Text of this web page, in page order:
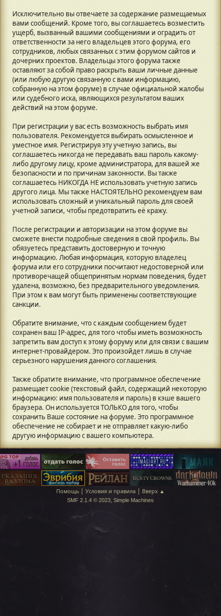
Исключительно вы отвечаете за содержание размещаемых
вами сообщений. Кроме того, вы соглашаетесь возместить
ущерб, вызванный вашими сообщениями и оградить от
ответственности за него владельцев этого форума, его
сотрудников, любых связанных с этим форумом сайтов и
дочерних проектов. Владельцы этого форума также
оставляют за собой право раскрыть ваши личные данные
(или любую другую связанную с вами информацию,
собранную на этом форуме) в случае официальной жалобы
или судебного иска, являющихся результатом ваших
действий на этом форуме.
При регистрации у вас есть возможность выбрать имя
пользователя. Рекомендуется выбирать осмысленное и
уместное имя. Регистрируя эту учетную запись, вы
соглашаетесь никогда не передавать ваш пароль какому-
либо другому лицу, кроме администратора, для вашей же
безопасности и по причинам законности. Вы также
соглашаетесь НИКОГДА НЕ использовать учетную запись
другого лица. Мы также НАСТОЯТЕЛЬНО рекомендуем вам
использовать сложный и уникальный пароль для своей
учетной записи, чтобы предотвратить её кражу.
После регистрации и авторизации на этом форуме вы
сможете внести подробные сведения в свой профиль. Вы
обязуетесь представить достоверную и точную
информацию. Любая информация, которую владелец
форума или его сотрудники посчитают недостоверной или
противоречащей общепринятым нормам поведения, будет
удалена, возможно, без предварительного уведомления.
При этом к вам могут быть применены соответствующие
санкции.
Обратите внимание, что с каждым сообщением будет
сохранен ваш IP-адрес, для того чтобы иметь возможность
запретить вам доступ к этому форуму или для связи с вашим
интернет-провайдером. Это произойдет лишь в случае
серьезного нарушения данного соглашения.
Также обратите внимание, что программное обеспечение
размещает cookie (текстовый файл, содержащий некоторую
информацию: имя пользователя и пароль) в кэше вашего
браузера. Он используется ТОЛЬКО для того, чтобы
сохранить Ваше состояние на форуме. Это программное
обеспечение не собирает и не отправляет какую-либо
другую информацию с вашего компьютера.
Помощь | Условия и правила | Вверх ▲
SMF 2.1.4 © 2023, Simple Machines